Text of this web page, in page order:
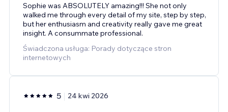
Sophie was ABSOLUTELY amazing!!! She not only
walked me through every detail of my site, step by step,
but her enthusiasm and creativity really gave me great
insight. A consummate professional.
Świadczona usługa: Porady dotyczące stron
internetowych
5 24 kwi 2026